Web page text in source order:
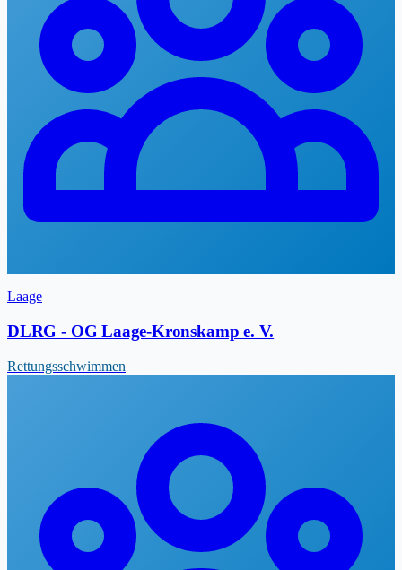
Laage
DLRG - OG Laage-Kronskamp e. V.
Rettungsschwimmen